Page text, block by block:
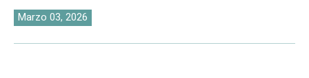
Marzo 03, 2026
Čeština
Беларуская мова